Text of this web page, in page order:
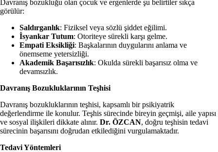
Davranış bozukluğu olan çocuk ve ergenlerde şu belirtiler sıkça
görülür:
Saldırganlık: Fiziksel veya sözlü şiddet eğilimi.
İsyankar Tutum: Otoriteye sürekli karşı gelme.
Empati Eksikliği: Başkalarının duygularını anlama ve
önemseme yetersizliği.
Akademik Başarısızlık: Okulda sürekli başarısız olma ve
devamsızlık.
Davranış Bozukluklarının Teşhisi
Davranış bozukluklarının teşhisi, kapsamlı bir psikiyatrik
değerlendirme ile konulur. Teşhis sürecinde bireyin geçmişi, aile yapısı
ve sosyal ilişkileri dikkate alınır. Dr. ÖZCAN, doğru teşhisin tedavi
sürecinin başarısını doğrudan etkilediğini vurgulamaktadır.
Tedavi Yöntemleri